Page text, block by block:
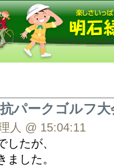
パークゴルフ大
人 @ 15:04:11
たが、
した。